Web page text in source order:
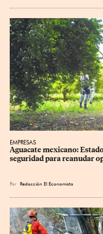
EMPRESAS
Aguacate mexicano:
seguridad para reanudar
Por Redacción El Economista